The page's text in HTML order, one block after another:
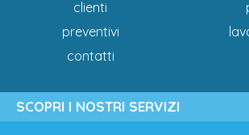
clienti
preventivi
contatti
SCOPRI I NOSTRI SERVIZI